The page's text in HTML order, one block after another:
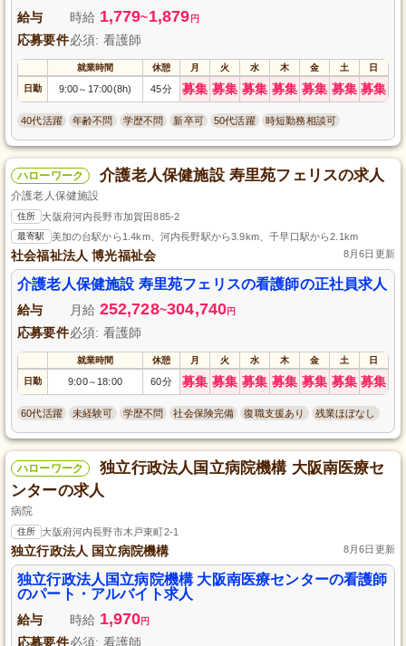
給与 時給 1,779~1,879 円
応募要件必須: 看護師
就業時間 休憩 月 火 水 木 金 土 日
日勤 9:00～ 17:00(8h) 45分 募集 募集 募集 募集 募集 募集 募集
40代活躍 年齢不問 学歴不問 新卒可 50代活躍 時短勤務相談可
ハローワーク 介護老人保健施設 寿里苑フェリスの求人
介護老人保健施設
住所 大阪府河内長野市加賀田885-2
最寄駅 美加の台駅から1.4km、河内長野駅から3.9km、千早口駅から2.1km
社会福祉法人 博光福祉会 8月6日更新
介護老人保健施設 寿里苑フェリスの看護師の正社員求人
給与 月給 252,728~304,740円
応募要件必須: 看護師
就業時間 休憩 月 火 水 木 金 土 日
日勤 9:00～ 18:00 60分 募集 募集 募集 募集 募集 募集 募集
60代活躍 未経験可 学歴不問 社会保険完備 復職支援あり 残業ほぼなし
ハローワーク
独立行政法人国立病院機構 大阪南医療セ
ンターの求人
病院
住所 大阪府河内長野市木戸東町2-1
独立行政法人 国立病院機構 8月6日更新
独立行政法人国立病院機構 大阪南医療センターの看護師
のパート・アルバイト求人
給与 時給 1,970円
応募要件必須: 看護師